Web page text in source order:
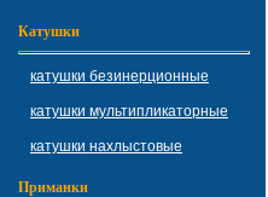
Катушки
катушки безинерционные
катушки мультипликаторные
катушки нахлыстовые
Приманки